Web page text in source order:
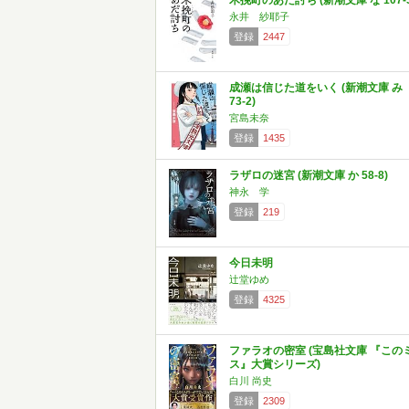
永井 紗耶子
登録
2447
成瀬は信じた道をいく (新潮文庫 み
73-2)
宮島未奈
登録
1435
ラザロの迷宮 (新潮文庫 か 58-8)
神永 学
登録
219
今日未明
辻堂ゆめ
登録
4325
ファラオの密室 (宝島社文庫 『この
ス』大賞シリーズ)
白川 尚史
登録
2309